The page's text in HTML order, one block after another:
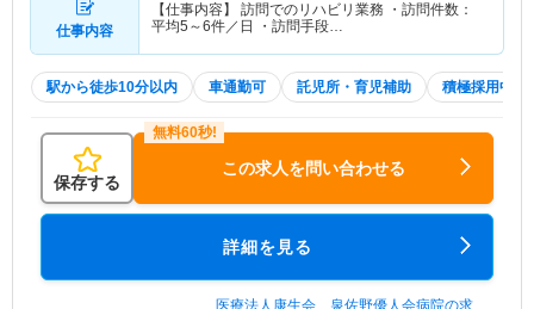
仕事内容
【仕事内容】 訪問でのリハビリ業務 ・訪問件数：
平均5～6件／日 ・訪問手段…
駅から徒歩10分以内 車通勤可 託児所・育児補助 積極採用中
保存する
この求人を問い合わせる
詳細を見る
医療法人康生会 泉佐野優人会病院の求